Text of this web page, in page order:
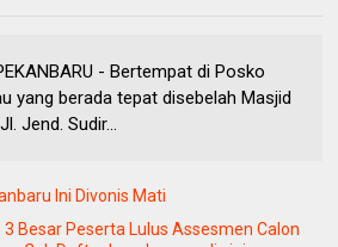
- Bertempat di Posko
yang berada tepat disebelah Masjid
Jend. Sudir...
Ini Divonis Mati
Besar Peserta Lulus Assesmen Calon